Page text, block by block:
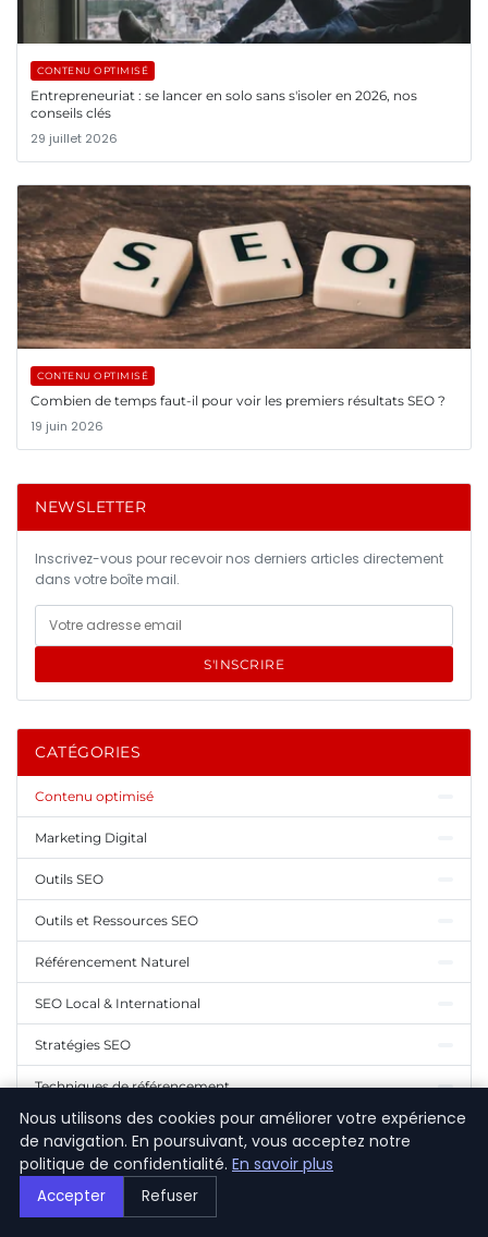
CONTENU OPTIMISÉ
Entrepreneuriat : se lancer en solo sans s'isoler en 2026, nos
conseils clés
29 juillet 2026
CONTENU OPTIMISÉ
Combien de temps faut-il pour voir les premiers résultats SEO ?
19 juin 2026
NEWSLETTER
Inscrivez-vous pour recevoir nos derniers articles directement
dans votre boîte mail.
S'INSCRIRE
CATÉGORIES
Contenu optimisé
Marketing Digital
Outils SEO
Outils et Ressources SEO
Référencement Naturel
SEO Local & International
Stratégies SEO
Techniques de référencement
Tendances SEO
Nous utilisons des cookies pour améliorer votre expérience
de navigation. En poursuivant, vous acceptez notre
politique de confidentialité. En savoir plus
Accepter Refuser